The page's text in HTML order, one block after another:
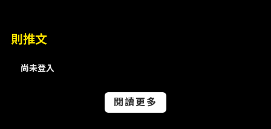
映，逾時視同無異議。 - 禁帶與安全事項：全場
禁帶外食、任何金屬或玻璃容器、寶特瓶容器、
後開車。 - 攝影錄影：歡迎拍照與錄影，但請尊
個資與購票：購票請使用真實姓名與有效聯絡資
訊，代他人購票請先取得當事人同意，違規行為
則推文
尚未登入
閱讀更多